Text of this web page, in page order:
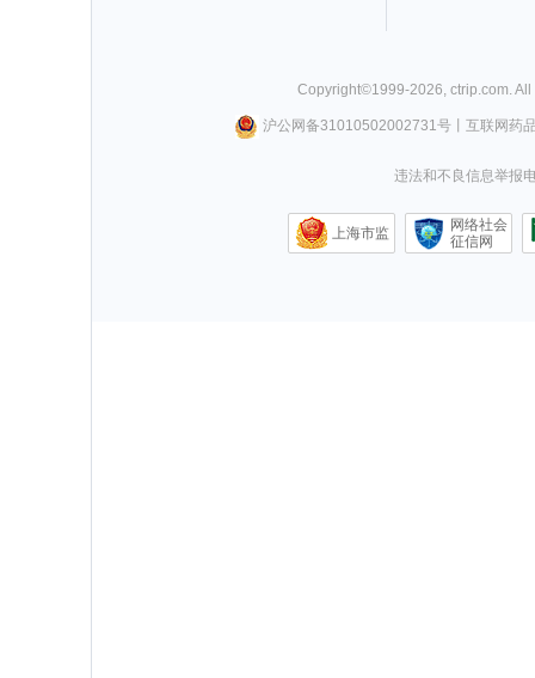
Copyright©1999-2026 ctrip.com .
沪公网备31010502002731号丨 互联网药
违法和不良信息举报
上海市监
网络社会
征信网